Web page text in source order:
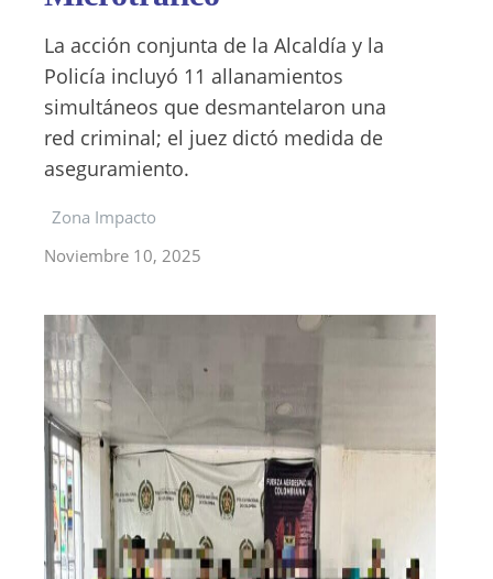
La acción conjunta de la Alcaldía y la
Policía incluyó 11 allanamientos
simultáneos que desmantelaron una
red criminal; el juez dictó medida de
aseguramiento.
Zona Impacto
Noviembre 10, 2025